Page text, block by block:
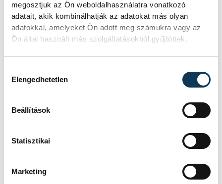
megosztjuk az Ön weboldalhasználatra vonatkozó
adatait, akik kombinálhatják az adatokat más olyan
adatokkal, amelyeket Ön adott meg számukra vagy az
Ön által használt más szolgáltatásokból gyűjtöttek.
Elengedhetetlen
Beállítások
Statisztikai
Marketing
Filmpiknik, amely augusztus 27. és 29.
között várja a nézőket Veszprémben
és Balatonfüreden.
komolyzene fővárosa
Veszprémben a világhírű, veszprémi
születésű Auer Lipót hegedűművész